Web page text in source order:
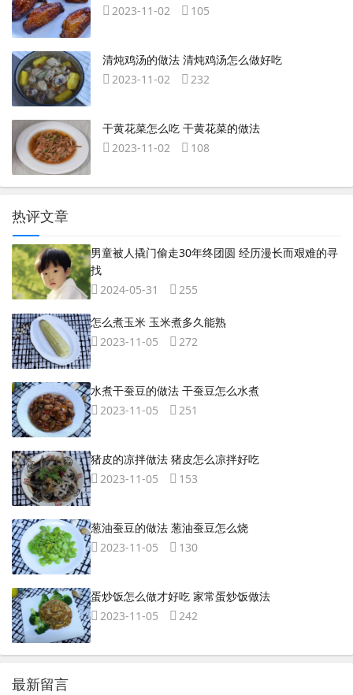
2023-11-02
105
清炖鸡汤的做法 清炖鸡汤怎么做好吃
2023-11-02
232
干黄花菜怎么吃 干黄花菜的做法
2023-11-02
108
热评文章
男童被人撬门偷走30年终团圆 经历漫长而艰难的寻
找
2024-05-31
255
怎么煮玉米 玉米煮多久能熟
2023-11-05
272
水煮干蚕豆的做法 干蚕豆怎么水煮
2023-11-05
251
猪皮的凉拌做法 猪皮怎么凉拌好吃
2023-11-05
153
葱油蚕豆的做法 葱油蚕豆怎么烧
2023-11-05
130
蛋炒饭怎么做才好吃 家常蛋炒饭做法
2023-11-05
242
最新留言